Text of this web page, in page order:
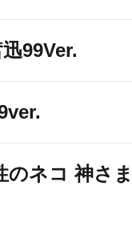
99Ver.
のネコ 神さ